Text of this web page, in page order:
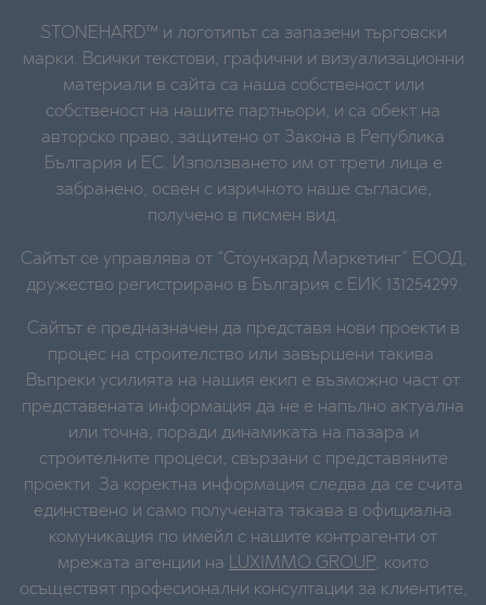
STONEHARD™ и логотипът са запазени търговски
марки. Всички текстови, графични и визуализационни
материали в сайта са наша собственост или
собственост на нашите партньори, и са обект на
авторско право, защитено от Закона в Република
България и ЕС. Използването им от трети лица е
забранено, освен с изричното наше съгласие,
получено в писмен вид.
Сайтът се управлява от “Стоунхард Маркетинг” ЕООД,
дружество регистрирано в България с ЕИК 131254299.
Сайтът е предназначен да представя нови проекти в
процес на строителство или завършени такива.
Въпреки усилията на нашия екип е възможно част от
представената информация да не е напълно актуална
или точна, поради динамиката на пазара и
строителните процеси, свързани с представяните
проекти. За коректна информация следва да се счита
единствено и само получената такава в официална
комуникация по имейл с нашите контрагенти от
мрежата агенции на LUXIMMO GROUP, които
осъществят професионални консултации за клиентите,